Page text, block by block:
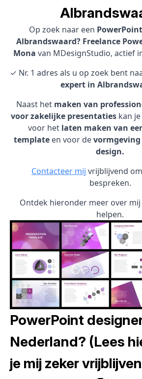
Op zoek naar een
Albrandswaard? Freelance
Mona van MDesignStudio, actief
✓ Nr. 1 adres als u op zoek bent
expert in
Naast het maken van
voor zakelijke presentatieskan je
voor het laten maken van
template en voor devormgeving
design.
Contacteer mij vrijblijvend
bespreken.
Ontdek hieronder meer over mij
helpen.
PowerPoint
Nederland? (Lees
je mij zeker